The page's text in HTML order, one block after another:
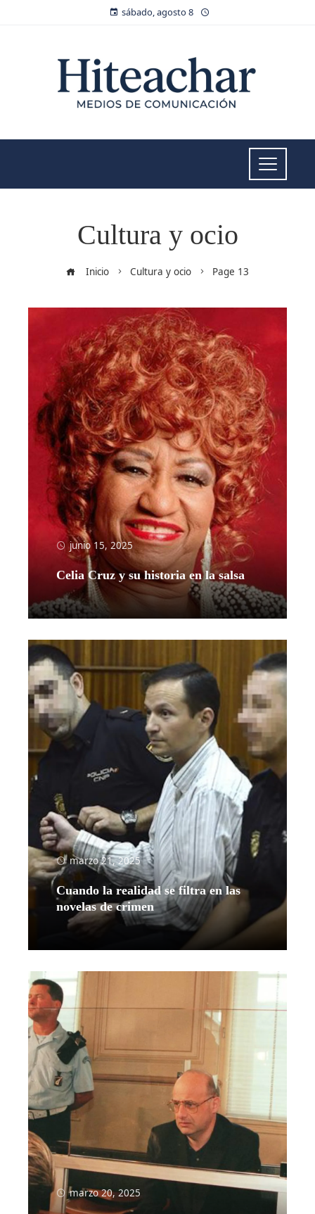
sábado, agosto 8
Cultura y ocio
Inicio Cultura y ocio Page 13
junio 15, 2025
Celia Cruz y su historia en la salsa
Leer más
marzo 21, 2025
Cuando la realidad se filtra en las
novelas de crimen
Leer más
marzo 20, 2025